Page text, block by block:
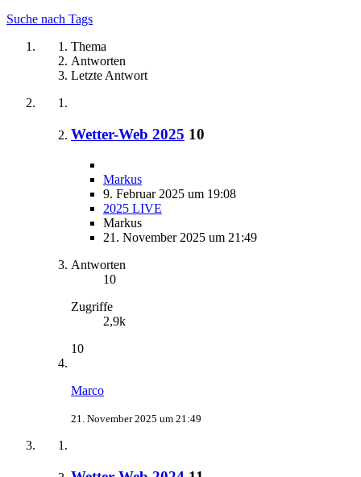
Suche nach Tags
Thema
Antworten
Letzte Antwort
Wetter-Web 2025 10
Markus
9. Februar 2025 um 19:08
2025 LIVE
Markus
21. November 2025 um 21:49
Antworten
10
Zugriffe
2,9k
10
Marco
21. November 2025 um 21:49